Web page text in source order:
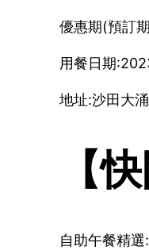
優惠期(預訂
用餐日期
地址:沙田大
【
自助午餐精